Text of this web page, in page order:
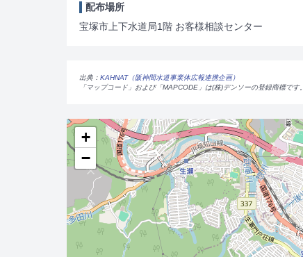
配布場所
宝塚市上下水道局1階 お客様相談センター
出典： KAHNAT（阪神間水道事業体広報連携企画）
「マップコード」および「MAPCODE」は(株)デンソーの登録商標です。
+
−